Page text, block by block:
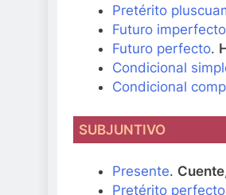
Pretérito
Futuro imperfecto
Futuro perfecto.
Condicional
Condicional
SUBJUNTIVO
Presente.
Pretérito perfecto